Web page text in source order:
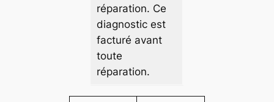
réparation. Ce
diagnostic est
facturé avant
toute
réparation.